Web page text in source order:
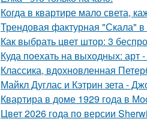
Когда в квартире мало света,
Трендовая фактурная "Скала" в
Как выбрать цвет штор: 3
Куда поехать на выходных: арт
Классика, вдохновленная
Майкл Дуглас и Кэтрин зета -
Квартира в доме 1929 года в
Цвет 2026 года по версии